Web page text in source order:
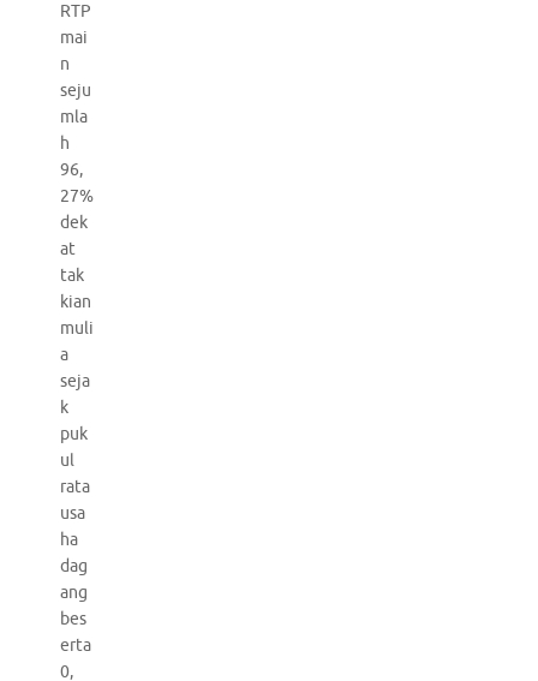
RTP
mai
n
seju
mla
h
96,
27%
dek
at
tak
kian
muli
a
seja
k
puk
ul
rata
usa
ha
dag
ang
bes
erta
0,